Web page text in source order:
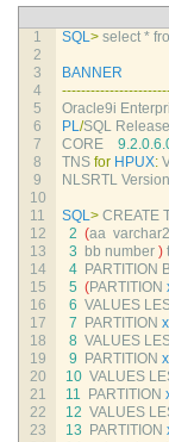
1
2
3
4
5
6
7
8
9
10
11
12
13
14
15
16
17
18
19
20
21
22
23
SQL> select *
BANNER
----------------------
Oracle9i
PL/SQL Release
CORE
TNS for HPUX:
NLSRTL Version
SQL> CREATE
2 (aa varchar2
3
bb number )
4 PARTITION
5 (PARTITION
6 VALUES
7
PARTITION
8 VALUES
9
PARTITION
10 VALUES
11
PARTITION
12 VALUES
13
PARTITION